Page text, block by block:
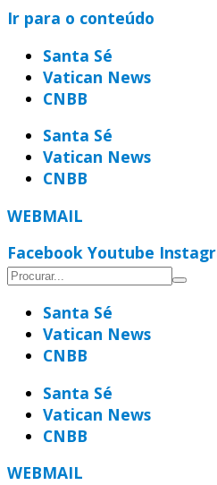
Ir para o conteúdo
Santa Sé
Vatican News
CNBB
Santa Sé
Vatican News
CNBB
WEBMAIL
Facebook Youtube
Santa Sé
Vatican News
CNBB
Santa Sé
Vatican News
CNBB
WEBMAIL